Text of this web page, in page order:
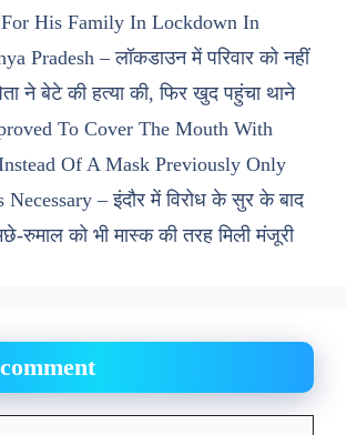
His Family In Lockdown In
Pradesh – लॉकडाउन में परिवार को नहीं
ने बेटे की हत्या की, फिर खुद पहुंचा थाने
To Cover The Mouth With
Of A Mask Previously Only
– इंदौर में विरोध के सुर के बाद
रुमाल को भी मास्क की तरह मिली मंजूरी